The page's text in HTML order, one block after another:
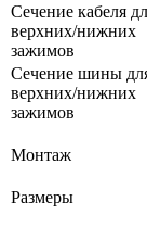
Сечение кабеля
верхних/нижних
зажимов
Сечение шины
верхних/нижних
зажимов
Монтаж
Размеры